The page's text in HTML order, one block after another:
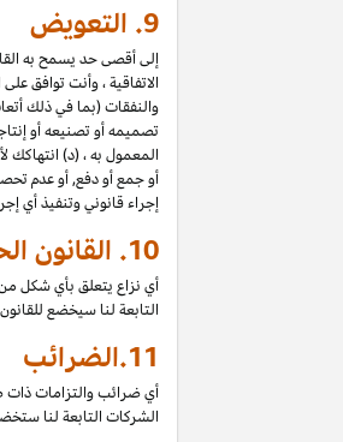
9. التعويض
إلى أقصى حد يسمح به
الاتفاقية ، وأنت توافق
والنفقات (بما في ذلك
تصميمه أو تصنيعه أو
المعمول به ، (د)
أو جمع أو دفع, أو عدم
إجراء قانوني وتنفيذ أي
10. القانون
أي نزاع يتعلق بأي شكل من
التابعة لنا سيخضع
11. الضرائب
أي ضرائب والتزامات ذات
الشركات التابعة لنا